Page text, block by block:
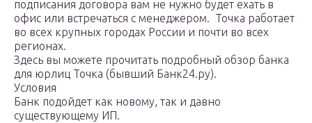
подписания договора вам не нужно будет ехать в
офис или встречаться с менеджером. Точка работает
во всех крупных городах России и почти во всех
регионах.
Здесь вы можете прочитать подробный обзор банка
для юрлиц Точка (бывший Банк24.ру).
Условия
Банк подойдет как новому, так и давно
существующему ИП.